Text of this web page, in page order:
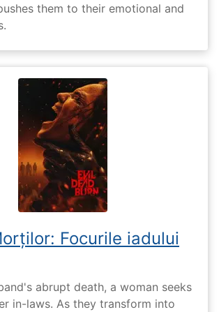
them to their emotional and
Focurile iadului
abrupt death, a woman seeks
in-laws. As they transform into